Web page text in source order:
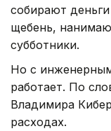
собирают
щебень,
субботники.
Но с
работает. По
Владимира
расходах.